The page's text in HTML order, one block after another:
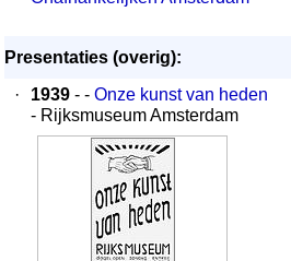
Presentaties (overig):
·
1939 - - Onze kunst van heden
- Rijksmuseum Amsterdam